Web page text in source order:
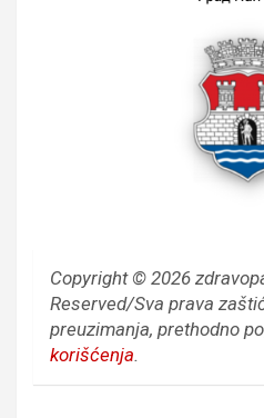
Copyright © 2026
Reserved/Sva prava
preuzimanja, prethodno
korišćenja.